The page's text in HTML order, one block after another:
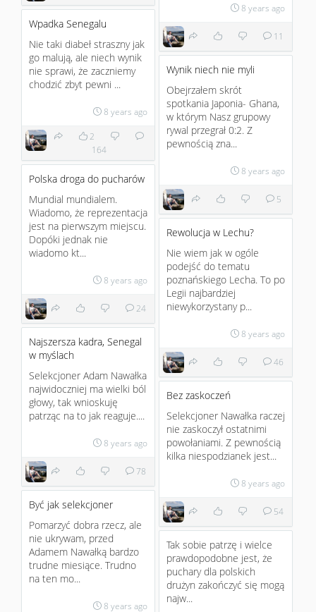
8 years ago
11
Wpadka Senegalu
Nie taki diabeł straszny jak
go malują, ale niech wynik
nie sprawi, że zaczniemy
chodzić zbyt pewni ...
8 years ago
2
164
Wynik niech nie myli
Obejrzałem skrót
spotkania Japonia- Ghana,
w którym Nasz grupowy
rywal przegrał 0:2. Z
pewnością zna...
8 years ago
5
Polska droga do pucharów
Mundial mundialem.
Wiadomo, że reprezentacja
jest na pierwszym miejscu.
Dopóki jednak nie
wiadomo kt...
8 years ago
24
Rewolucja w Lechu?
Nie wiem jak w ogóle
podejść do tematu
poznańskiego Lecha. To po
Legii najbardziej
niewykorzystany p...
8 years ago
46
Najszersza kadra, Senegal
w myślach
Selekcjoner Adam Nawałka
najwidoczniej ma wielki ból
głowy, tak wnioskuję
patrząc na to jak reaguje....
8 years ago
78
Bez zaskoczeń
Selekcjoner Nawałka raczej
nie zaskoczył ostatnimi
powołaniami. Z pewnością
kilka niespodzianek jest...
8 years ago
54
Być jak selekcjoner
Pomarzyć dobra rzecz, ale
nie ukrywam, przed
Adamem Nawałką bardzo
trudne miesiące. Trudno
na ten mo...
8 years ago
Tak sobie patrzę i wielce
prawdopodobne jest, że
puchary dla polskich
drużyn zakończyć się mogą
najw...